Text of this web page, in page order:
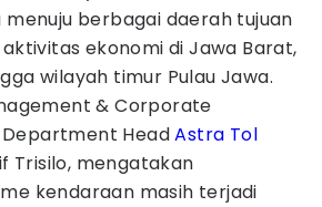
berbagai daerah tujuan
ekonomi di Jawa Barat,
wilayah timur Pulau Jawa.
& Corporate
HeadAstra Tol
Trisilo, mengatakan
kendaraan masih terjadi